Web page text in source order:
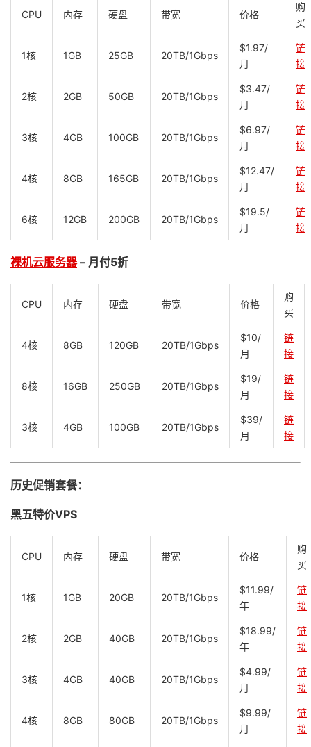
CPU 内存 硬盘 带宽 价格
购
买
1核 1GB 25GB 20TB/1Gbps
$1.97/
月
链
接
2核 2GB 50GB 20TB/1Gbps
$3.47/
月
链
接
3核 4GB 100GB 20TB/1Gbps
$6.97/
月
链
接
4核 8GB 165GB 20TB/1Gbps
$12.47/
月
链
接
6核 12GB 200GB 20TB/1Gbps
$19.5/
月
链
接
裸机云服务器– 月付5折
CPU 内存 硬盘 带宽 价格
购
买
4核 8GB 120GB 20TB/1Gbps
$10/
月
链
接
8核 16GB 250GB 20TB/1Gbps
$19/
月
链
接
3核 4GB 100GB 20TB/1Gbps
$39/
月
链
接
历史促销套餐：
黑五特价VPS
CPU 内存 硬盘 带宽 价格
购
买
1核 1GB 20GB 20TB/1Gbps
$11.99/
年
链
接
2核 2GB 40GB 20TB/1Gbps
$18.99/
年
链
接
3核 4GB 40GB 20TB/1Gbps
$4.99/
月
链
接
4核 8GB 80GB 20TB/1Gbps
$9.99/
月
链
接